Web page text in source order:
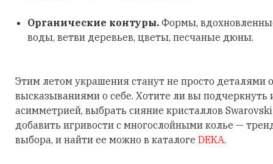
Органические контуры. Формы,
воды, ветви деревьев, цветы, песчаные дюны.
Этим летом украшения станут не просто деталями
высказываниями о себе. Хотите ли вы подчеркнуть
асимметрией, выбрать сияние кристаллов
добавить игривости с многослойными колье —
выбора, и найти ее можно в каталоге DEKA.